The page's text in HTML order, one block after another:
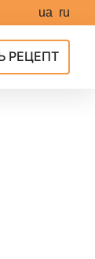
ua ru
РЕЦЕПТ